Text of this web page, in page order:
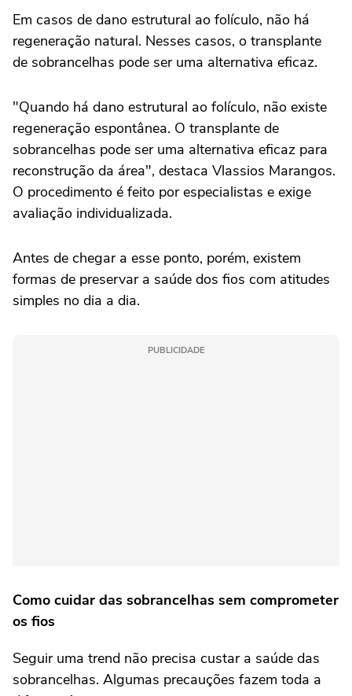
Em casos de dano estrutural ao folículo, não há
regeneração natural. Nesses casos, o transplante
de sobrancelhas pode ser uma alternativa eficaz.
"Quando há dano estrutural ao folículo, não existe
regeneração espontânea. O transplante de
sobrancelhas pode ser uma alternativa eficaz para
reconstrução da área", destaca Vlassios Marangos.
O procedimento é feito por especialistas e exige
avaliação individualizada.
Antes de chegar a esse ponto, porém, existem
formas de preservar a saúde dos fios com atitudes
simples no dia a dia.
PUBLICIDADE
Como cuidar das sobrancelhas sem comprometer
os fios
Seguir uma trend não precisa custar a saúde das
sobrancelhas. Algumas precauções fazem toda a